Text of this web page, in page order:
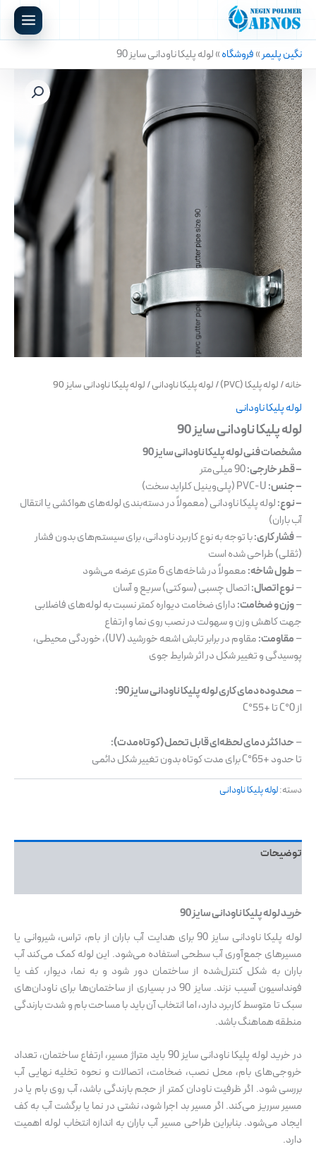
پرش
محتوا
نگین پلیمر»فروشگاه»لوله پلیکا ناودانی سایز 90
خانه/ لوله پلیکا (PVC) / لوله پلیکا ناودانی/ لوله پلیکا ناودانی سایز 90
لوله پلیکا ناودانی
لوله پلیکا ناودانی سایز 90
مشخصات فنی لوله پلیکا ناودانی سایز 90
– قطر خارجی:
– جنس:
– نوع:لوله پلیکا ناودانی (معمولاً در دسته‌بندی لوله‌های هواکشی یا انتقال
آب باران)
–فشار کاری:با توجه به نوع کاربرد ناودانی، برای سیستم‌های بدون فشار
(ثقلی) طراحی شده است
–طول شاخه:معمولاً در شاخه‌های 6 متری عرضه می‌شود
–نوع اتصال:اتصال چسبی (سوکتی) سریع و آسان
–وزن و ضخامت:دارای ضخامت دیواره کمتر نسبت به لوله‌های فاضلابی
جهت کاهش وزن و سهولت در نصب روی نما و ارتفاع
–مقاومت:
مقاوم در برابر تابش اشعه خورشید (UV)، خوردگی محیطی،
پوسیدگی و تغییر شکل در اثر شرایط جوی
–محدوده دمای کاری لوله پلیکا ناودانی سایز 90:
از 0°C تا +55°C
–حداکثر دمای لحظه‌ای قابل تحمل (کوتاه‌مدت):
تا حدود +65°C برای مدت کوتاه بدون تغییر شکل دائمی
دسته:لوله پلیکا ناودانی
توضیحات
خرید لوله پلیکا ناودانی سایز 90
لوله پلیکا ناودانی سایز 90 برای هدایت آب باران از بام، تراس، شیروانی یا
مسیرهای جمع‌آوری آب سطحی استفاده می‌شود. این لوله کمک می‌کند آب
باران به شکل کنترل‌شده از ساختمان دور شود و به نما، دیوار، کف یا
فونداسیون آسیب نزند. سایز 90 در بسیاری از ساختمان‌ها برای ناودان‌های
سبک تا متوسط کاربرد دارد، اما انتخاب آن باید با مساحت بام و شدت بارندگی
منطقه هماهنگ باشد.
در خرید لوله پلیکا ناودانی سایز 90 باید متراژ مسیر، ارتفاع ساختمان، تعداد
خروجی‌های بام، محل نصب، ضخامت، اتصالات و نحوه تخلیه نهایی آب
بررسی شود. اگر ظرفیت ناودان کمتر از حجم بارندگی باشد، آب روی بام یا در
مسیر سرریز می‌کند. اگر مسیر بد اجرا شود، نشتی در نما یا برگشت آب به کف
ایجاد می‌شود. بنابراین طراحی مسیر آب باران به اندازه انتخاب لوله اهمیت
دارد.